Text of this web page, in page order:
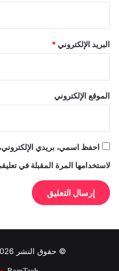
البريد الإلكتروني *
الموقع الإلكتروني
احفظ اسمي، بريدي
لاستخدامها المرة المقبلة في
© حقوق النشر 2026، جميع الحقوق محفوظة |